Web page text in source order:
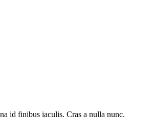
id finibus iaculis. Cras a nulla nunc.